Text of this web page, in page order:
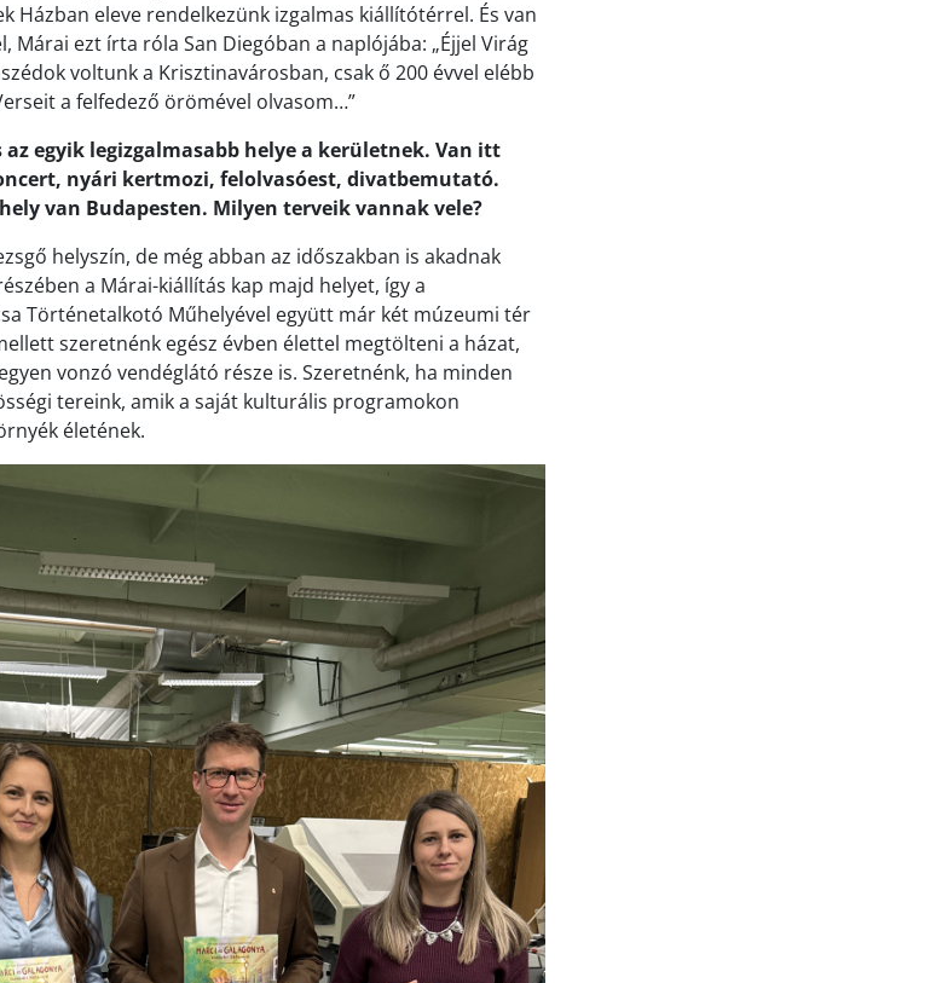
Házban eleve rendelkezünk izgalmas kiállítótérrel. És van
Márai ezt írta róla San Diegóban a naplójába: „Éjjel Virág
voltunk a Krisztinavárosban, csak ő 200 évvel elébb
a felfedező örömével olvasom…”
az egyik legizgalmasabb helye a kerületnek. Van itt
nyári kertmozi, felolvasóest, divatbemutató.
van Budapesten. Milyen terveik vannak vele?
helyszín, de még abban az időszakban is akadnak
a Márai-kiállítás kap majd helyet, így a
Történetalkotó Műhelyével együtt már két múzeumi tér
szeretnénk egész évben élettel megtölteni a házat,
vonzó vendéglátó része is. Szeretnénk, ha minden
tereink, amik a saját kulturális programokon
életének.